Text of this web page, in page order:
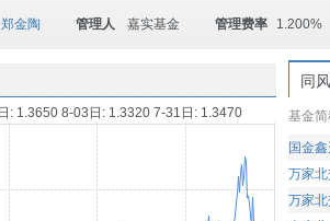
郑金陶 管理人 嘉实基金 管理费率 1.200%
: 1.3650 8-03日: 1.3320 7-31日: 1.3470
同
基金